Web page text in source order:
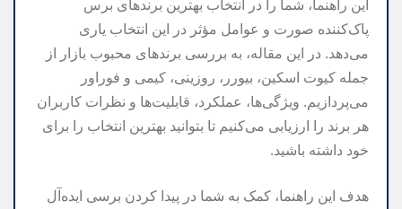
این راهنما، شما را در انتخاب بهترین برندهای برس
پاک‌کننده صورت و عوامل مؤثر در این انتخاب یاری
می‌دهد. در این مقاله، به بررسی برندهای محبوب بازار از
جمله کیوت اسکین، بیورر، روزینی، کیمی و فوراور
می‌پردازیم. ویژگی‌ها، عملکرد، قابلیت‌ها و نظرات کاربران
هر برند را ارزیابی می‌کنیم تا بتوانید بهترین انتخاب را برای
خود داشته باشید.
هدف این راهنما، کمک به شما در پیدا کردن برسی ایده‌آل